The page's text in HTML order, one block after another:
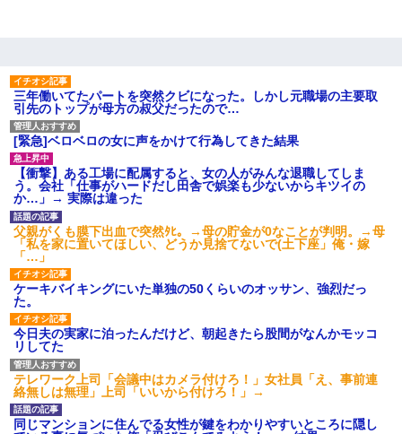
し…)うちの子ではないので迎えに行きません」→息子を名乗って
た人物の正体が判明するも・・・
義兄嫁が義実家で「コロナ陽性だったからこのまま療養させて下
さい」と言い出してド修羅場になった
出張中の旦那から『フリンしやがって、このクズ』と電話が。私
「本当に家まで来たの？証拠は？」旦那「俺の言葉が信じられな
いのか！」→ 離婚後
父親がくも膜下出血で突然ﾀﾋ。→母の貯金が0なことが判明。→母
「私を家に置いてほしい、どうか見捨てないで(土下座」俺・嫁
「…」
宅飲みで女友達の乳を見てしまった・・・
友人「酒の勢いで女先輩をホテルに連れ込んだｗｗｗｗｗ」俺
「…」
三年働いてたパートを突然クビになった。しかし元職場の主要取
引先のトップが母方の叔父だったので…
[緊急]ベロベロの女に声をかけて行為してきた結果
【衝撃】ある工場に配属すると、女の人がみんな退職してしま
う。会社「仕事がハードだし田舎で娯楽も少ないからキツイの
か…」→ 実際は違った
父親がくも膜下出血で突然ﾀﾋ。→母の貯金が0なことが判明。→母
「私を家に置いてほしい、どうか見捨てないで(土下座」俺・嫁
「…」
ケーキバイキングにいた単独の50くらいのオッサン、強烈だっ
た。
今日夫の実家に泊ったんだけど、朝起きたら股間がなんかモッコ
リしてた
テレワーク上司「会議中はカメラ付けろ！」女社員「え、事前連
絡無しは無理」上司「いいから付けろ！」→
同じマンションに住んでる女性が鍵をわかりやすいところに隠し